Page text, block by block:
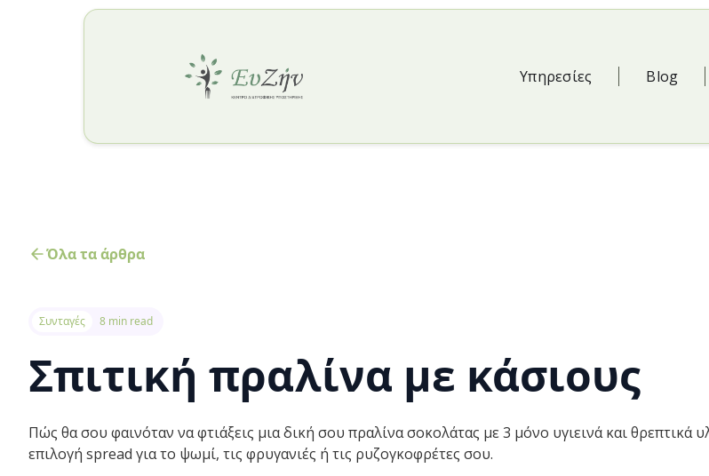
Υπηρεσίες Blog
Όλα τα άρθρα
Συνταγές 8 min read
Σπιτική πραλίνα με κάσιους
Πώς θα σου φαινόταν να φτιάξεις μια δική σου πραλίνα σοκολάτας με 3 μόνο υγιεινά και θρεπτικά
επιλογή spread για το ψωμί, τις φρυγανιές ή τις ρυζογκοφρέτες σου.